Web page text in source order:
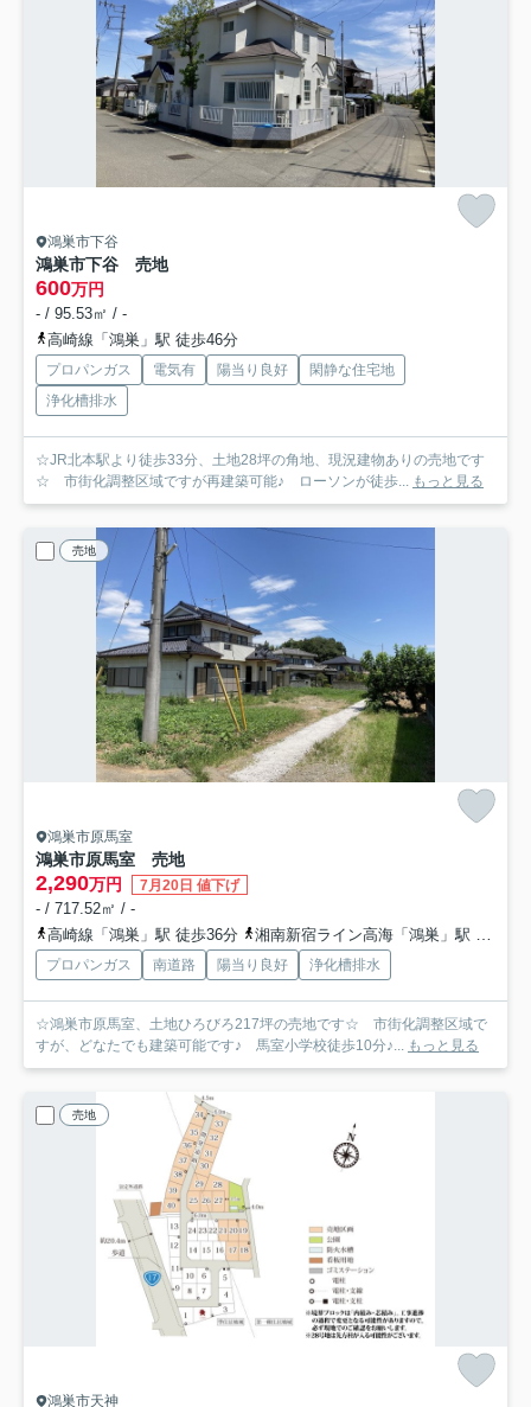
鴻巣市下谷
鴻巣市下谷 売地
600万円
- / 95.53㎡ / -
高崎線「鴻巣」駅 徒歩46分
プロパンガス 電気有 陽当り良好
閑静な住宅地
浄化槽排水
☆JR北本駅より徒歩33分、土地28坪の角地、現況建物ありの売地です
☆ 市街化調整区域ですが再建築可能♪ ローソンが徒歩... もっと見る
売地
鴻巣市原馬室
鴻巣市原馬室 売地
2,290万円 7月20日 値下げ
- / 717.52㎡ / -
高崎線「鴻巣」駅 徒歩36分
湘南新宿ライン高海「鴻巣」駅 徒歩36分
プロパンガス 南道路 陽当り良好 浄化槽排水
☆鴻巣市原馬室、土地ひろびろ217坪の売地です☆ 市街化調整区域で
すが、どなたでも建築可能です♪ 馬室小学校徒歩10分♪... もっと見る
売地
鴻巣市天神